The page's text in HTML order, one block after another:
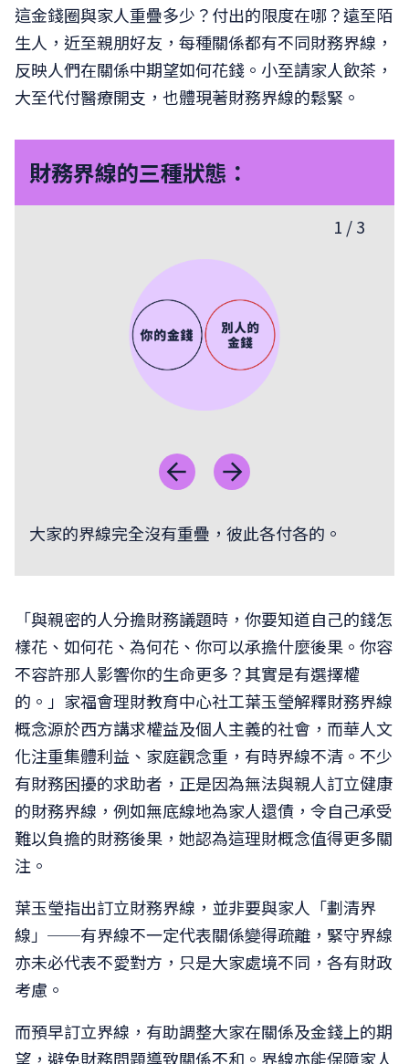
這金錢圈與家人重疊多少？付出的限度在哪？遠至陌
生人，近至親朋好友，每種關係都有不同財務界線，
反映人們在關係中期望如何花錢。小至請家人飲茶，
大至代付醫療開支，也體現著財務界線的鬆緊。
財務界線的三種狀態：
1 /3
大家的界線完全沒有重疊，彼此各付各的。
「與親密的人分擔財務議題時，你要知道自己的錢怎
樣花、如何花、為何花、你可以承擔什麼後果。你容
不容許那人影響你的生命更多？其實是有選擇權
的。」家福會理財教育中心社工葉玉瑩解釋財務界線
概念源於西方講求權益及個人主義的社會，而華人文
化注重集體利益、家庭觀念重，有時界線不清。不少
有財務困擾的求助者，正是因為無法與親人訂立健康
的財務界線，例如無底線地為家人還債，令自己承受
難以負擔的財務後果，她認為這理財概念值得更多關
注。
葉玉瑩指出訂立財務界線，並非要與家人「劃清界
線」──有界線不一定代表關係變得疏離，緊守界線
亦未必代表不愛對方，只是大家處境不同，各有財政
考慮。
而預早訂立界線，有助調整大家在關係及金錢上的期
望，避免財務問題導致關係不和。界線亦能保障家人